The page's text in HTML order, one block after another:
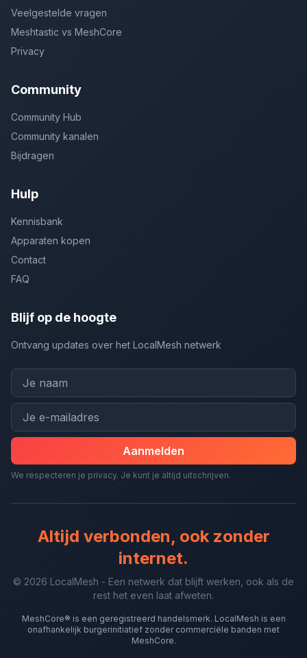
Veelgestelde vragen
Meshtastic vs MeshCore
Privacy
Community
Community Hub
Community kanalen
Bijdragen
Hulp
Kennisbank
Apparaten kopen
Contact
FAQ
Blijf op de hoogte
Ontvang updates over het LocalMesh netwerk
Aanmelden
We respecteren je privacy. Je kunt je altijd uitschrijven.
Altijd verbonden, ook zonder
internet.
© 2026 LocalMesh - Een netwerk dat blijft werken, ook als de
rest het even laat afweten.
MeshCore® is een geregistreerd handelsmerk. LocalMesh is een
onafhankelijk burgerinitiatief zonder commerciële banden met
MeshCore.